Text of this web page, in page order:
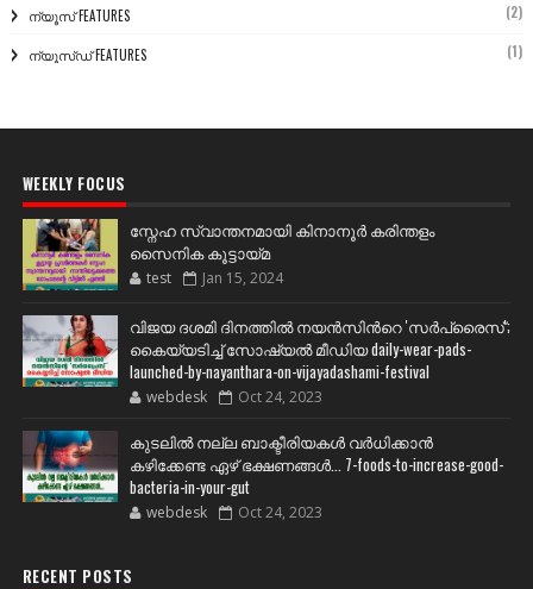
ന്യൂസ് FEATURES (2)
ന്യൂസ്ഡ് FEATURES (1)
WEEKLY FOCUS
സ്നേഹ സ്വാന്തനമായി കിനാനൂർ കരിന്തളം
സൈനിക കൂട്ടായ്മ
test Jan 15, 2024
വിജയ ദശമി ദിനത്തില്‍ നയന്‍സിന്‍റെ 'സര്‍പ്രൈസ്';
കൈയ്യടിച്ച് സോഷ്യല്‍ മീഡിയ daily-wear-pads-
launched-by-nayanthara-on-vijayadashami-festival
webdesk Oct 24, 2023
കുടലിൽ നല്ല ബാക്ടീരിയകൾ വര്‍ധിക്കാന്‍
കഴിക്കേണ്ട ഏഴ് ഭക്ഷണങ്ങള്‍... 7-foods-to-increase-good-
bacteria-in-your-gut
webdesk Oct 24, 2023
RECENT POSTS